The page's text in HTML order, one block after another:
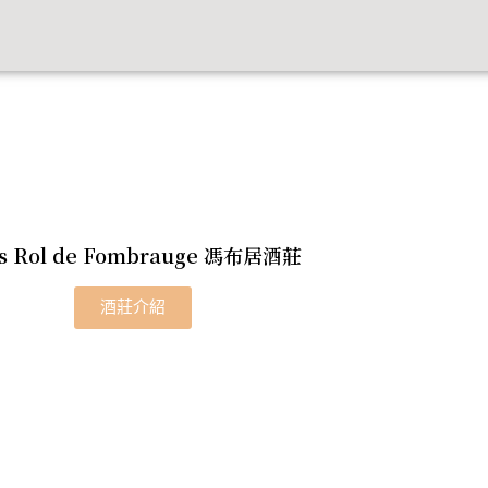
Rol de Fombrauge 馮布居酒莊
酒莊介紹